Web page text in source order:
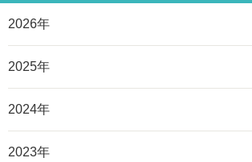
2026年
2025年
2024年
2023年